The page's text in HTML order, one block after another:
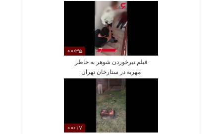
به احترام امام رضا (ع)
00:35
فیلم تیرخوردن شوهر به خاطر
مهریه در ستارخان تهران
00:17